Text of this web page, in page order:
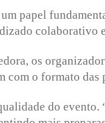
papel
colaborativo
os
com o formato das
do